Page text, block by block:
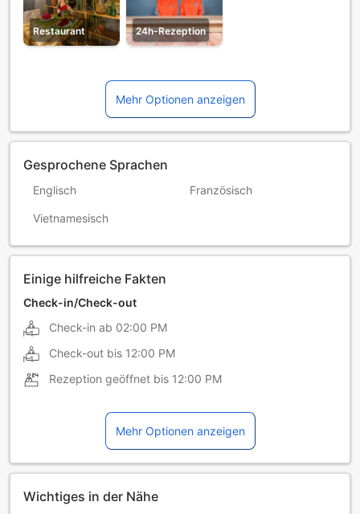
Restaurant 24h-Rezeption
Mehr Optionen anzeigen
Gesprochene Sprachen
Englisch Französisch
Vietnamesisch
Einige hilfreiche Fakten
Check-in/Check-out
Check-in ab 02:00 PM
Check-out bis 12:00 PM
Rezeption geöffnet bis 12:00 PM
Mehr Optionen anzeigen
Wichtiges in der Nähe